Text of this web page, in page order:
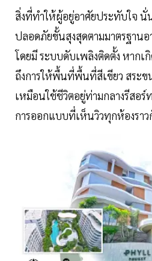
สิ่งที่ทำให้ผู้อยู่อาศัยประทับใจ นั่
ปลอดภัยขั้นสุงสุดตามมาตรฐาน
โดยมี ระบบดับเพลิงติดตั้ง หากเ
ถึงการให้พื้นที่พื้นที่สีเขียว สระข
เหมือนใช้ชีวิตอยู่ท่ามกลางรีสอ
การออกแบบที่เห็นวิวทุกห้องรา